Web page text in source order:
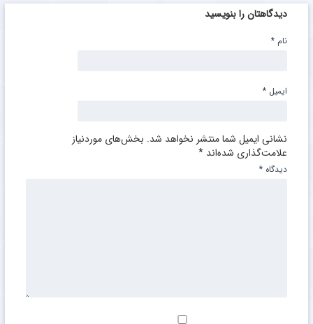
دیدگاهتان را بنویسید
نشانی ایمیل شما منتشر نخواهد شد. بخش‌های موردنیاز
علامت‌گذاری شده‌اند *
دیدگاه *
نام *
ایمیل *